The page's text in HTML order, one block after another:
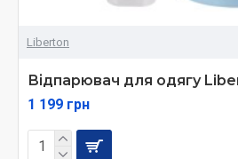
Liberton
Відпарювач для одягу
1 199 грн